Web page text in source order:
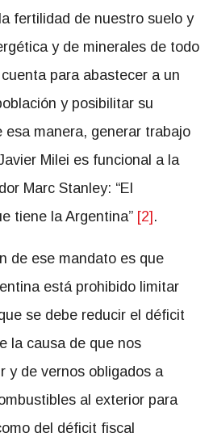
fertilidad de nuestro suelo y
y de minerales de todo
para abastecer a un
y posibilitar su
esa manera, generar trabajo
Milei es funcional a la
Marc Stanley: “El
tiene la Argentina” [2] .
de ese mandato es que
está prohibido limitar
se debe reducir el déficit
la causa de que nos
y de vernos obligados a
al exterior para
del déficit fiscal